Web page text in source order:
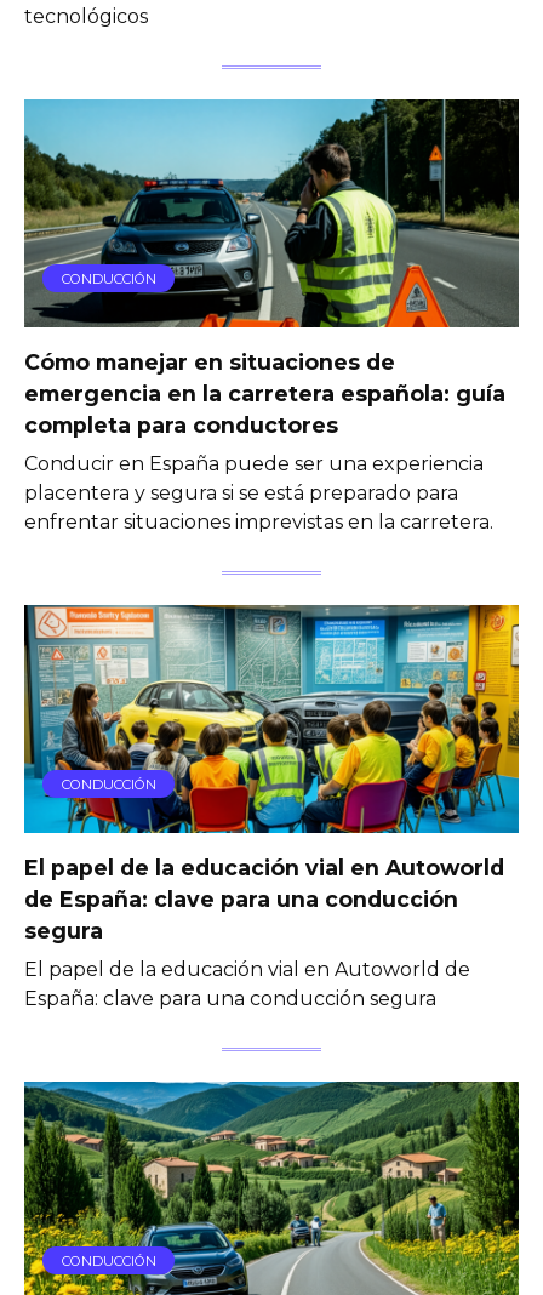
tecnológicos
CONDUCCIÓN
Cómo manejar en situaciones de
emergencia en la carretera española: guía
completa para conductores
Conducir en España puede ser una experiencia
placentera y segura si se está preparado para
enfrentar situaciones imprevistas en la carretera.
CONDUCCIÓN
El papel de la educación vial en Autoworld
de España: clave para una conducción
segura
El papel de la educación vial en Autoworld de
España: clave para una conducción segura
CONDUCCIÓN